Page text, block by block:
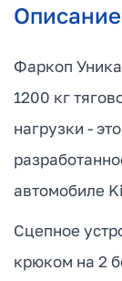
Описание
Фаркоп
1200 кг
нагрузки -
автомобиле
Сцепное
крюком на 2